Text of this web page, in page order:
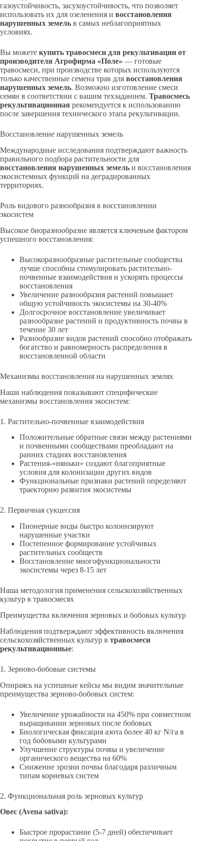
газоустойчивость, засухоустойчивость, что позволяет
использовать их для озеленения и восстановления
нарушенных земель в самых неблагоприятных
условиях.
Вы можете купить травосмеси для рекультивации от
производителя Агрофирма «Поле» — готовые
травосмеси, при производстве которых используются
только качественные семена трав для восстановления
нарушенных земель. Возможно изготовление смеси
семян в соответствии с вашим техзаданием. Травосмесь
рекультивационная рекомендуется к использованию
после завершения технического этапа рекультивации.
Восстановление нарушенных земель
Международные исследования подтверждают важность
правильного подбора растительности для
восстановления нарушенных земель и восстановления
экосистемных функций на деградированных
территориях.
Роль видового разнообразия в восстановлении
экосистем
Высокое биоразнообразие является ключевым фактором
успешного восстановления:
Высокоразнообразные растительные сообщества
лучше способны стимулировать растительно-
почвенные взаимодействия и ускорять процессы
восстановления
Увеличение разнообразия растений повышает
общую устойчивость экосистемы на 30-40%
Долгосрочное восстановление увеличивает
разнообразие растений и продуктивность почвы в
течение 30 лет
Разнообразие видов растений способно отображать
богатство и равномерность распределения в
восстановленной области
Механизмы восстановления на нарушенных землях
Наши наблюдения показывают специфические
механизмы восстановления экосистем:
1. Растительно-почвенные взаимодействия
Положительные обратные связи между растениями
и почвенными сообществами преобладают на
ранних стадиях восстановления
Растения-«няньки» создают благоприятные
условия для колонизации других видов
Функциональные признаки растений определяют
траекторию развития экосистемы
2. Первичная сукцессия
Пионерные виды быстро колонизируют
нарушенные участки
Постепенное формирование устойчивых
растительных сообществ
Восстановление многофункциональности
экосистемы через 8-15 лет
Наша методология применения сельскохозяйственных
культур в травосмесях
Преимущества включения зерновых и бобовых культур
Наблюдения подтверждают эффективность включения
сельскохозяйственных культур в травосмеси
рекультивационные:
1. Зерново-бобовые системы
Опираясь на успешные кейсы мы видим значительные
преимущества зерново-бобовых систем:
Увеличение урожайности на 450% при совместном
выращивании зерновых после бобовых
Биологическая фиксация азота более 40 кг N/га в
год бобовыми культурами
Улучшение структуры почвы и увеличение
органического вещества на 60%
Снижение эрозии почвы благодаря различным
типам корневых систем
2. Функциональная роль зерновых культур
Овес (Avena sativa):
Быстрое прорастание (5-7 дней) обеспечивает